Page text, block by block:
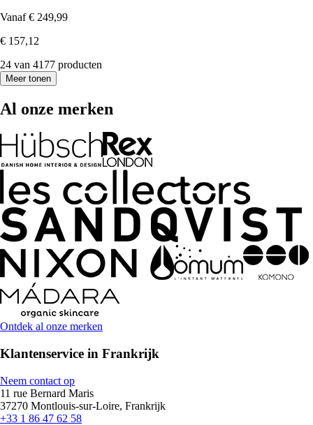
Vanaf € 249,99
€ 157,12
24 van 4177 producten
Meer tonen
Al onze merken
Ontdek al onze merken
Klantenservice in Frankrijk
Neem contact op
11 rue Bernard Maris
37270 Montlouis-sur-Loire, Frankrijk
+33 1 86 47 62 58